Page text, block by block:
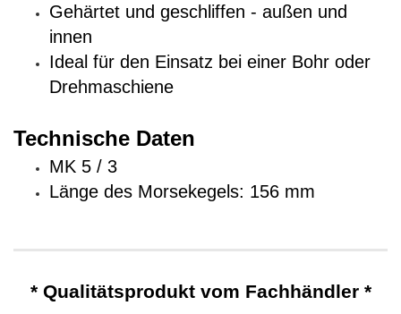
Gehärtet und geschliffen - außen und
innen
Ideal für den Einsatz bei einer Bohr oder
Drehmaschiene
Technische Daten
MK 5 / 3
Länge des Morsekegels: 156 mm
* Qualitätsprodukt vom Fachhändler *